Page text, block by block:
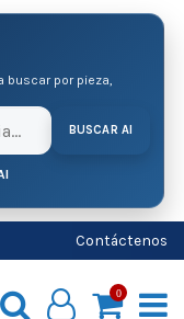
buscar por pieza,
BUSCAR AI
Contáctenos
0